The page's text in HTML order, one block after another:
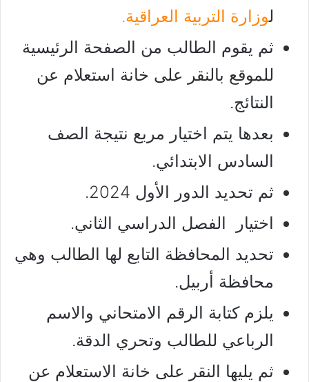
لوزارة التربية العراقية.
ثم يقوم الطالب من الصفحة الرئيسية
للموقع بالنقر على خانة استعلام عن
النتائج.
بعدها يتم اختيار مربع نتيجة الصف
السادس الابتدائي.
ثم تحديد الدور الأول 2024.
اختيار الفصل الدراسي الثاني.
تحديد المحافظة التابع لها الطالب وهي
محافظة أربيل.
يلزم كتابة الرقم الامتحاني والاسم
الرباعي للطالب وتحري الدقة.
ثم يليها النقر على خانة الاستعلام عن